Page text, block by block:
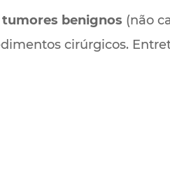
tumores benignos (não
cirúrgicos.